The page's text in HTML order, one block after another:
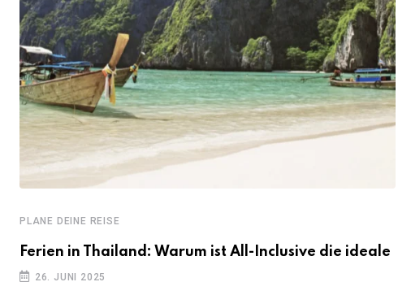
PLANE DEINE REISE
Ferien in Thailand: Warum ist All-Inclusive die ideale
26. JUNI 2025